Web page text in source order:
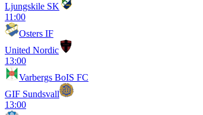
Ljungskile SK
11:00
Osters IF
United Nordic
13:00
Varbergs BoIS FC
GIF Sundsvall
13:00